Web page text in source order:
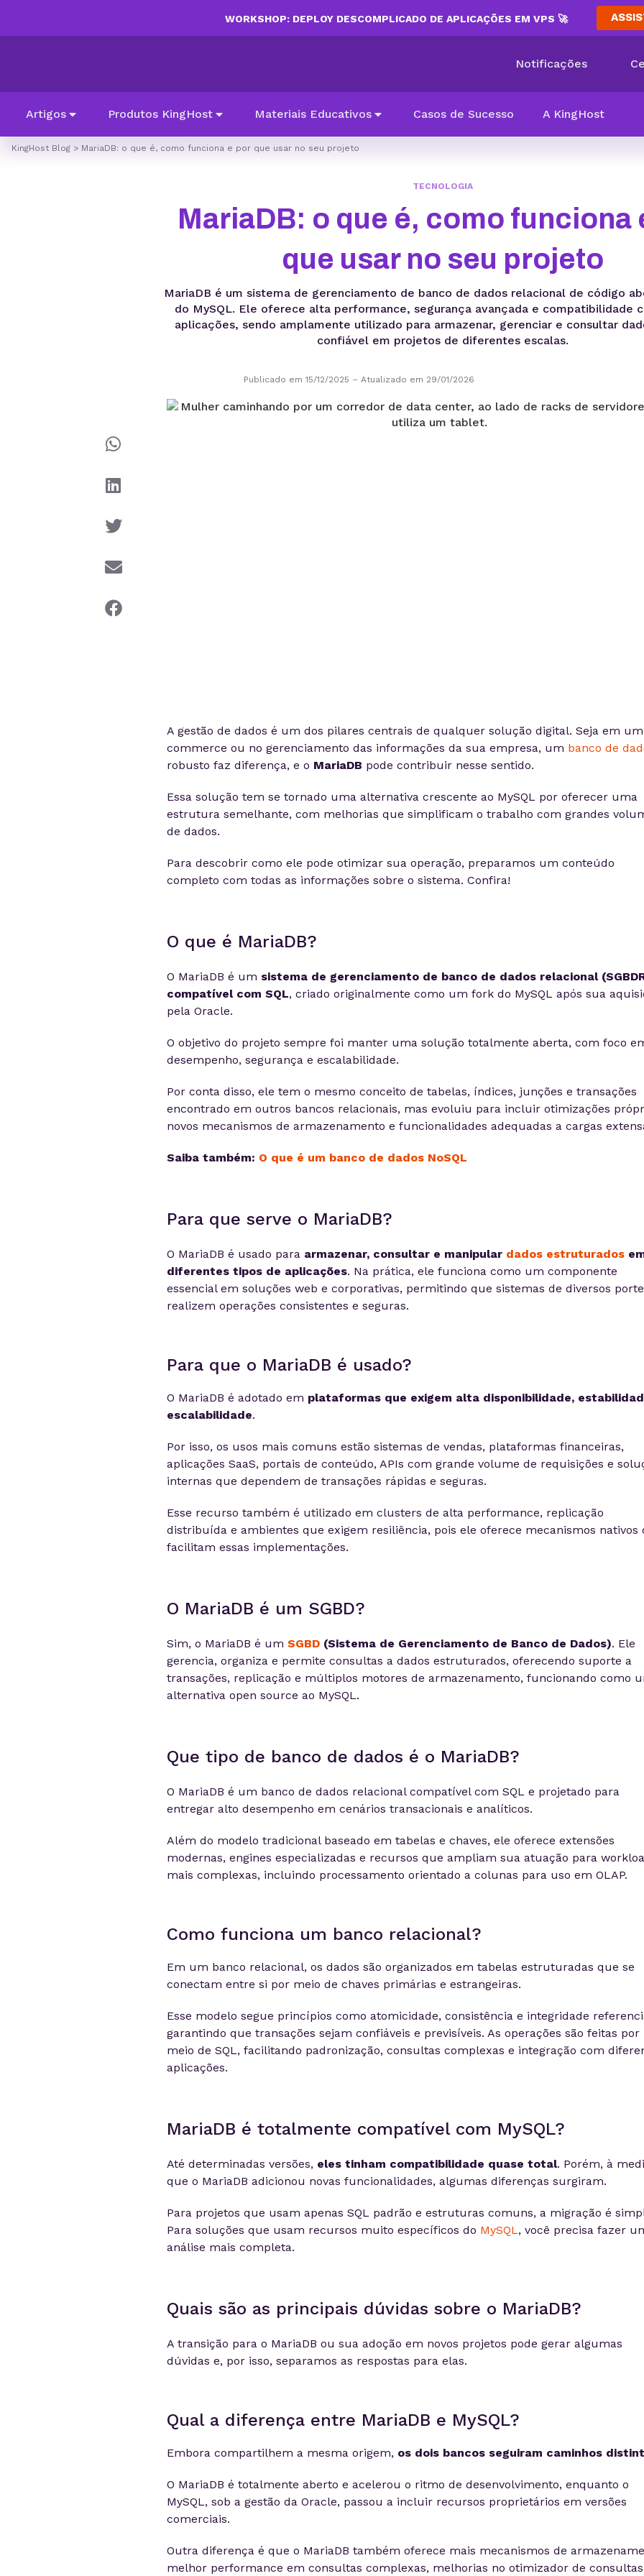
WORKSHOP: DEPLOY DESCOMPLICADO DE APLICAÇÕES EM VPS 🚀
Notificações
Artigos Produtos KingHost Materiais Educativos Casos de Sucesso A KingHost
KingHost Blog > MariaDB: o que é, como funciona e por que usar no seu projeto
TECNOLOGIA
MariaDB: o que é, como funciona
que usar no seu projeto
MariaDB é um sistema de gerenciamento de banco de dados relacional de código
do MySQL. Ele oferece alta performance, segurança avançada e compatibilidade
aplicações, sendo amplamente utilizado para armazenar, gerenciar e consultar
confiável em projetos de diferentes escalas.
Publicado em 15/12/2025 – Atualizado em 29/01/2026
A gestão de dados é um dos pilares centrais de qualquer solução digital. Seja em
commerce ou no gerenciamento das informações da sua empresa, um banco de
robusto faz diferença, e o MariaDB pode contribuir nesse sentido.
Essa solução tem se tornado uma alternativa crescente ao MySQL por oferecer uma
estrutura semelhante, com melhorias que simplificam o trabalho com grandes
de dados.
Para descobrir como ele pode otimizar sua operação, preparamos um conteúdo
completo com todas as informações sobre o sistema. Confira!
O que é MariaDB?
O MariaDB é um sistema de gerenciamento de banco de dados relacional
compatível com SQL, criado originalmente como um fork do MySQL após sua
pela Oracle.
O objetivo do projeto sempre foi manter uma solução totalmente aberta, com foco
desempenho, segurança e escalabilidade.
Por conta disso, ele tem o mesmo conceito de tabelas, índices, junções e transações
encontrado em outros bancos relacionais, mas evoluiu para incluir otimizações
novos mecanismos de armazenamento e funcionalidades adequadas a cargas
Saiba também: O que é um banco de dados NoSQL
Para que serve o MariaDB?
O MariaDB é usado para armazenar, consultar e manipular dados estruturados
diferentes tipos de aplicações. Na prática, ele funciona como um componente
essencial em soluções web e corporativas, permitindo que sistemas de diversos
realizem operações consistentes e seguras.
Para que o MariaDB é usado?
O MariaDB é adotado em plataformas que exigem alta disponibilidade,
escalabilidade.
Por isso, os usos mais comuns estão sistemas de vendas, plataformas financeiras,
aplicações SaaS, portais de conteúdo, APIs com grande volume de requisições e
internas que dependem de transações rápidas e seguras.
Esse recurso também é utilizado em clusters de alta performance, replicação
distribuída e ambientes que exigem resiliência, pois ele oferece mecanismos nativos
facilitam essas implementações.
O MariaDB é um SGBD?
Sim, o MariaDB é um SGBD(Sistema de Gerenciamento de Banco de Dados). Ele
gerencia, organiza e permite consultas a dados estruturados, oferecendo suporte a
transações, replicação e múltiplos motores de armazenamento, funcionando como
alternativa open source ao MySQL.
Que tipo de banco de dados é o MariaDB?
O MariaDB é um banco de dados relacional compatível com SQL e projetado para
entregar alto desempenho em cenários transacionais e analíticos.
Além do modelo tradicional baseado em tabelas e chaves, ele oferece extensões
modernas, engines especializadas e recursos que ampliam sua atuação para
mais complexas, incluindo processamento orientado a colunas para uso em OLAP.
Como funciona um banco relacional?
Em um banco relacional, os dados são organizados em tabelas estruturadas que se
conectam entre si por meio de chaves primárias e estrangeiras.
Esse modelo segue princípios como atomicidade, consistência e integridade
garantindo que transações sejam confiáveis e previsíveis. As operações são feitas por
meio de SQL, facilitando padronização, consultas complexas e integração com
aplicações.
MariaDB é totalmente compatível com MySQL?
Até determinadas versões, eles tinham compatibilidade quase total. Porém, à
que o MariaDB adicionou novas funcionalidades, algumas diferenças surgiram.
Para projetos que usam apenas SQL padrão e estruturas comuns, a migração é
Para soluções que usam recursos muito específicos do MySQL, você precisa fazer
análise mais completa.
Quais são as principais dúvidas sobre o MariaDB?
A transição para o MariaDB ou sua adoção em novos projetos pode gerar algumas
dúvidas e, por isso, separamos as respostas para elas.
Qual a diferença entre MariaDB e MySQL?
Embora compartilhem a mesma origem, os dois bancos seguiram caminhos
O MariaDB é totalmente aberto e acelerou o ritmo de desenvolvimento, enquanto o
MySQL, sob a gestão da Oracle, passou a incluir recursos proprietários em versões
comerciais.
Outra diferença é que o MariaDB também oferece mais mecanismos de
melhor performance em consultas complexas, melhorias no otimizador de